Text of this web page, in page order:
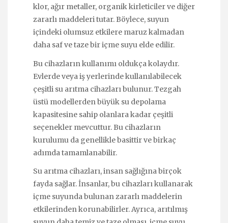
klor, ağır metaller, organik kirleticiler ve diğer
zararlı maddeleri tutar. Böylece, suyun
içindeki olumsuz etkilere maruz kalmadan
daha saf ve taze bir içme suyu elde edilir.
Bu cihazların kullanımı oldukça kolaydır.
Evlerde veya iş yerlerinde kullanılabilecek
çeşitli su arıtma cihazları bulunur. Tezgah
üstü modellerden büyük su depolama
kapasitesine sahip olanlara kadar çeşitli
seçenekler mevcuttur. Bu cihazların
kurulumu da genellikle basittir ve birkaç
adımda tamamlanabilir.
Su arıtma cihazları, insan sağlığına birçok
fayda sağlar. İnsanlar, bu cihazları kullanarak
içme suyunda bulunan zararlı maddelerin
etkilerinden korunabilirler. Ayrıca, arıtılmış